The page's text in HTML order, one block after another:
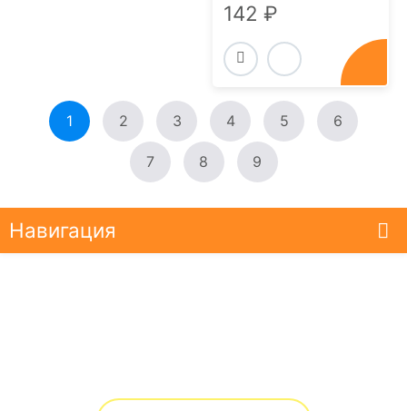
142 ₽
1 2 3 4 5 6
7 8 9
Навигация